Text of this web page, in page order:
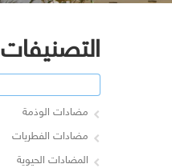
التصنيفات
مضادات الوذمة
مضادات الفطريات
المضادات الحيوية